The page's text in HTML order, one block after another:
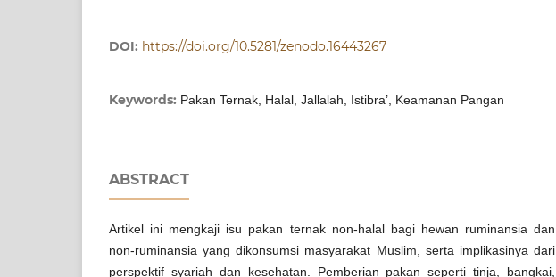
DOI: https://doi.org/10.5281/zenodo.16443267
Keywords: Pakan Ternak, Halal, Jallalah, Istibra’, Keamanan Pangan
ABSTRACT
Artikel ini mengkaji isu pakan ternak non-halal bagi hewan ruminansia dan
non-ruminansia yang dikonsumsi masyarakat Muslim, serta implikasinya dari
perspektif syariah dan kesehatan. Pemberian pakan seperti tinja, bangkai,